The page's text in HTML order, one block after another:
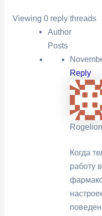
Viewing 0 reply threads
Author
Posts
Reply
Когда
работу